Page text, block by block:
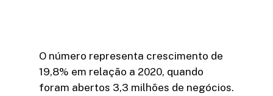
O número representa crescimento de
19,8% em relação a 2020, quando
foram abertos 3,3 milhões de negócios.